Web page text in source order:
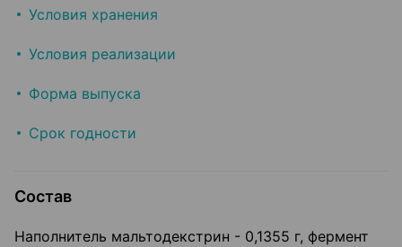
Условия хранения
Условия реализации
Форма выпуска
Срок годности
Состав
Наполнитель мальтодекстрин - 0,1355 г, фермент